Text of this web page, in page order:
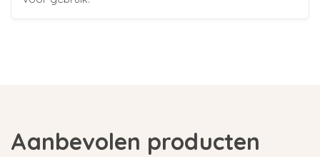
Aanbevolen producten